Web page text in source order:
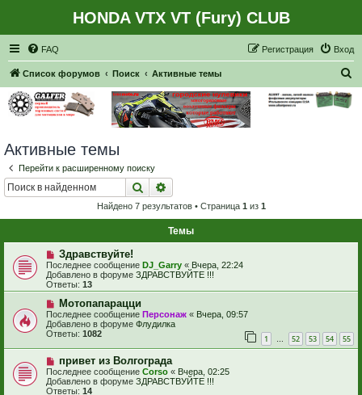
HONDA VTX VT (Fury) CLUB
FAQ Вход
Регистрация
Список форумов Поиск Активные темы
Активные темы
Перейти к расширенному поиску
Поиск
Найдено 7 результатов • Страница 1 из 1
Темы
Н
о
в
о
е
с
о
б
щ
е
н
и
е
Здравствуйте!
Последнее сообщение DJ_Garry « Вчера, 22:24
Добавлено в форуме ЗДРАВСТВУЙТЕ !!!
Ответы: 13
Н
о
в
о
с
о
о
б
щ
Мотопапарацци
Последнее сообщение Персонаж « Вчера, 09:57
Добавлено в форуме Флудилка
Ответы: 1082 1 … 52 53 54 55
Н
о
в
о
привет из Волгограда
Последнее сообщение Corso « Вчера, 02:25
Добавлено в форуме ЗДРАВСТВУЙТЕ !!!
Ответы: 14